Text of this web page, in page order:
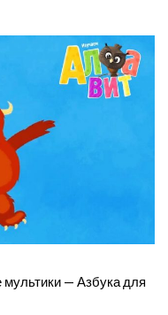
— Азбука для